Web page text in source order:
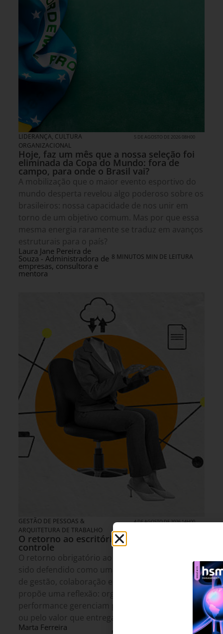
LIDERANÇA, CULTURA
ORGANIZACIONAL
5 DE AGOSTO DE 2026 08H00
Hoje, faz um mês que a nossa seleção foi
eliminada da Copa do Mundo: fora de
campo, para onde o Brasil vai?
A mobilização que o maior evento esportivo do
mundo desperta revelou algo poderoso sobre os
brasileiros: nossa capacidade de nos unir em
torno de um objetivo comum. Mas por que essa
mesma energia raramente se traduz em avanços
estruturais para o país?
Laura Jane Pereira de
Souza - Administradora de
empresas, consultora e
mentora
8 MINUTOS MIN DE LEITURA
GESTÃO DE PESSOAS &
ARQUITETURA DE TRABALHO
4 DE AGOSTO DE 2026 14H00
O retorno ao escritório e a ilusão do
controle
O retorno obrigatório ao trabalho presencial tem
sido defendido como uma solução para desafios
de gestão, colaboração e produtividade. O artigo
propõe uma reflexão: organizações de alta
performance gerenciam pessoas pela presença
ou pelo valor que entregam?
Marta Ferreira